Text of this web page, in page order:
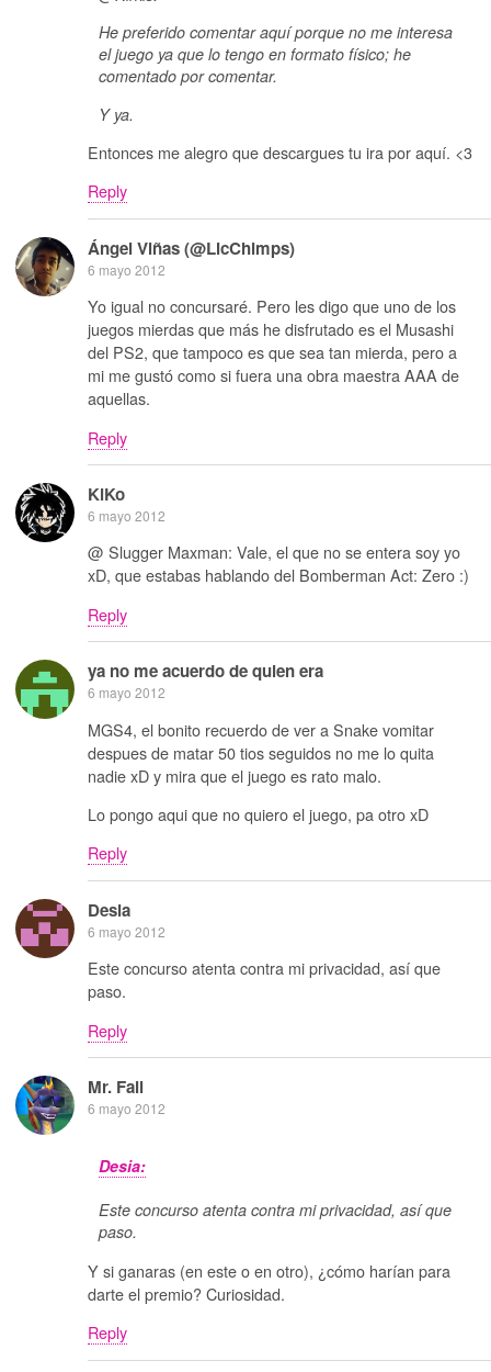
He preferido comentar aquí porque no me interesa
el juego ya que lo tengo en formato físico; he
comentado por comentar.
Y ya.
Entonces me alegro que descargues tu ira por aquí. <3
Reply
Ángel Viñas (@LicChimps)
6 mayo 2012
Yo igual no concursaré. Pero les digo que uno de los
juegos mierdas que más he disfrutado es el Musashi
del PS2, que tampoco es que sea tan mierda, pero a
mi me gustó como si fuera una obra maestra AAA de
aquellas.
Reply
KiKo
6 mayo 2012
@ Slugger Maxman: Vale, el que no se entera soy yo
xD, que estabas hablando del Bomberman Act: Zero :)
Reply
ya no me acuerdo de quien era
6 mayo 2012
MGS4, el bonito recuerdo de ver a Snake vomitar
despues de matar 50 tios seguidos no me lo quita
nadie xD y mira que el juego es rato malo.
Lo pongo aqui que no quiero el juego, pa otro xD
Reply
Desia
6 mayo 2012
Este concurso atenta contra mi privacidad, así que
paso.
Reply
Mr. Fail
6 mayo 2012
Desia:
Este concurso atenta contra mi privacidad, así que
paso.
Y si ganaras (en este o en otro), ¿cómo harían para
darte el premio? Curiosidad.
Reply